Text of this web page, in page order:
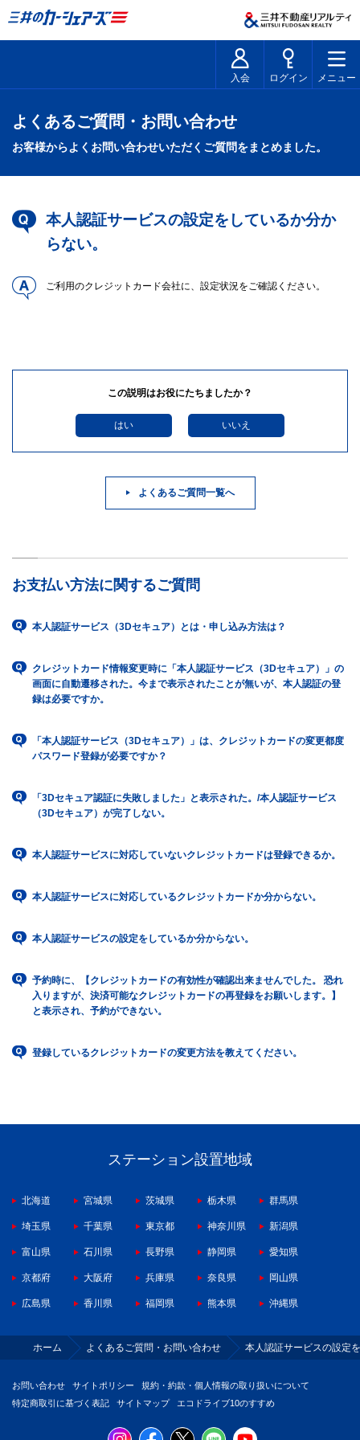
入会 ログイン メニュー
よくあるご質問・お問い合わせ
お客様からよくお問い合わせいただくご質問をまとめました。
本人認証サービスの設定をしているか分か
らない。
ご利用のクレジットカード会社に、設定状況をご確認ください。
この説明はお役にたちましたか？
はい いいえ
よくあるご質問一覧へ
お支払い方法に関するご質問
本人認証サービス（3Dセキュア）とは・申し込み方法は？
クレジットカード情報変更時に「本人認証サービス（3Dセキュア）」の
画面に自動遷移された。今まで表示されたことが無いが、本人認証の登
録は必要ですか。
「本人認証サービス（3Dセキュア）」は、クレジットカードの変更都度
パスワード登録が必要ですか？
「3Dセキュア認証に失敗しました」と表示された。/本人認証サービス
（3Dセキュア）が完了しない。
本人認証サービスに対応していないクレジットカードは登録できるか。
本人認証サービスに対応しているクレジットカードか分からない。
本人認証サービスの設定をしているか分からない。
予約時に、【クレジットカードの有効性が確認出来ませんでした。 恐れ
入りますが、決済可能なクレジットカードの再登録をお願いします。】
と表示され、予約ができない。
登録しているクレジットカードの変更方法を教えてください。
ステーション設置地域
北海道 宮城県 茨城県 栃木県 群馬県
埼玉県 千葉県 東京都 神奈川県 新潟県
富山県 石川県 長野県 静岡県 愛知県
京都府 大阪府 兵庫県 奈良県 岡山県
広島県 香川県 福岡県 熊本県 沖縄県
ホーム よくあるご質問・お問い合わせ 本人認証サービスの設定
お問い合わせ サイトポリシー
規約・約款・個人情報の取り扱いについて
特定商取引に基づく表記
サイトマップ エコドライブ10のすすめ